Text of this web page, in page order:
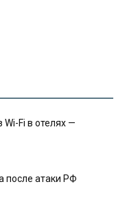
Fi в отелях —
после атаки РФ